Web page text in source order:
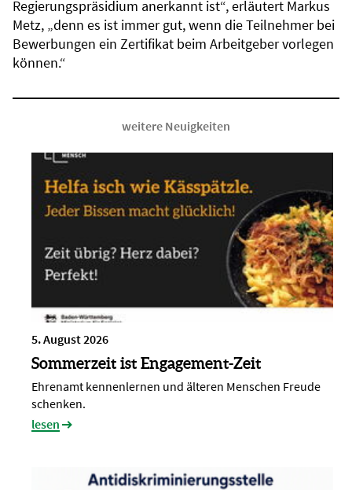
Regierungspräsidium anerkannt ist“, erläutert Markus
Metz, „denn es ist immer gut, wenn die Teilnehmer bei
Bewerbungen ein Zertifikat beim Arbeitgeber vorlegen
können.“
weitere Neuigkeiten
5. August 2026
Sommerzeit ist Engagement-Zeit
Ehrenamt kennenlernen und älteren Menschen Freude
schenken.
lesen